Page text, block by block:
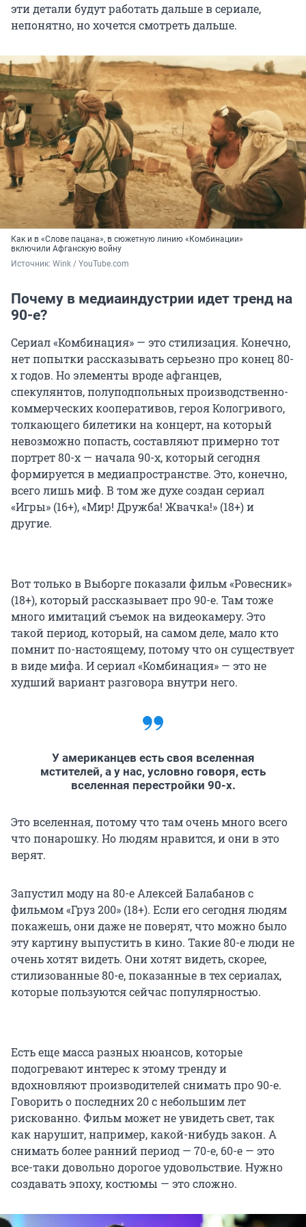
эти детали будут работать дальше в сериале,
непонятно, но хочется смотреть дальше.
Как и в «Слове пацана», в сюжетную линию «Комбинации»
включили Афганскую войну
Источник: Wink / YouTube.com
Почему в медиаиндустрии идет тренд на
90-е?
Сериал «Комбинация» — это стилизация. Конечно,
нет попытки рассказывать серьезно про конец 80-
х годов. Но элементы вроде афганцев,
спекулянтов, полуподпольных производственно-
коммерческих кооперативов, героя Кологривого,
толкающего билетики на концерт, на который
невозможно попасть, составляют примерно тот
портрет 80-х — начала 90-х, который сегодня
формируется в медиапространстве. Это, конечно,
всего лишь миф. В том же духе создан сериал
«Игры» (16+), «Мир! Дружба! Жвачка!» (18+) и
другие.
Вот только в Выборге показали фильм «Ровесник»
(18+), который рассказывает про 90-е. Там тоже
много имитаций съемок на видеокамеру. Это
такой период, который, на самом деле, мало кто
помнит по-настоящему, потому что он существует
в виде мифа. И сериал «Комбинация» — это не
худший вариант разговора внутри него.
У американцев есть своя вселенная
мстителей, а у нас, условно говоря, есть
вселенная перестройки 90-х.
Это вселенная, потому что там очень много всего
что понарошку. Но людям нравится, и они в это
верят.
Запустил моду на 80-е Алексей Балабанов с
фильмом «Груз 200» (18+). Если его сегодня людям
покажешь, они даже не поверят, что можно было
эту картину выпустить в кино. Такие 80-е люди не
очень хотят видеть. Они хотят видеть, скорее,
стилизованные 80-е, показанные в тех сериалах,
которые пользуются сейчас популярностью.
Есть еще масса разных нюансов, которые
подогревают интерес к этому тренду и
вдохновляют производителей снимать про 90-е.
Говорить о последних 20 с небольшим лет
рискованно. Фильм может не увидеть свет, так
как нарушит, например, какой-нибудь закон. А
снимать более ранний период — 70-е, 60-е — это
все-таки довольно дорогое удовольствие. Нужно
создавать эпоху, костюмы — это сложно.